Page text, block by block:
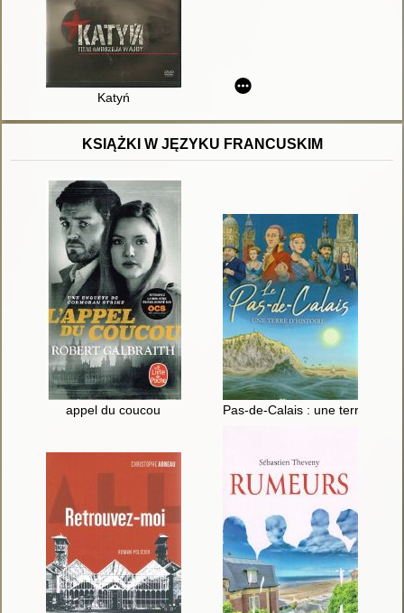
Katyń
KSIĄŻKI W JĘZYKU FRANCUSKIM
appel du coucou Pas-de-Calais : une terre